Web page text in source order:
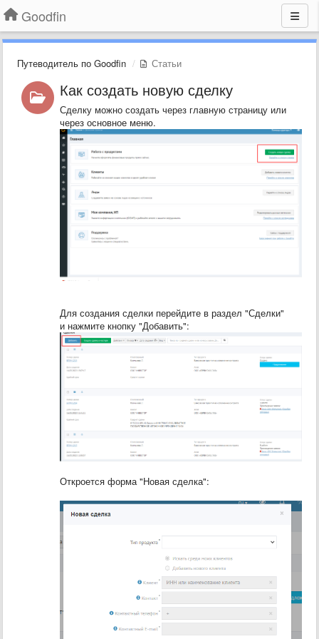
Goodfin
Путеводитель по Goodfin Статьи
Как создать новую сделку
Сделку можно создать через главную страницу или
через основное меню.
Для создания сделки перейдите в раздел "Сделки"
и нажмите кнопку "Добавить":
Откроется форма "Новая сделка":